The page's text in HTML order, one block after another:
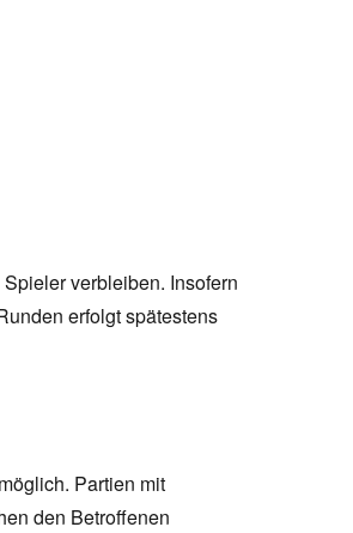
verbleiben. Insofern
erfolgt spätestens
Partien mit
den Betroffenen